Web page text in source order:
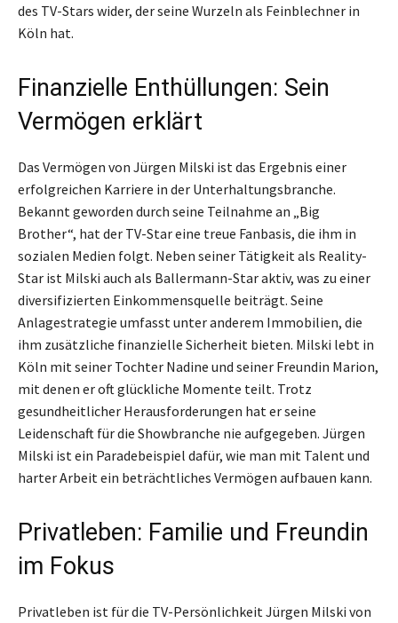
des TV-Stars wider, der seine Wurzeln als Feinblechner in
Köln hat.
Finanzielle Enthüllungen: Sein
Vermögen erklärt
Das Vermögen von Jürgen Milski ist das Ergebnis einer
erfolgreichen Karriere in der Unterhaltungsbranche.
Bekannt geworden durch seine Teilnahme an „Big
Brother“, hat der TV-Star eine treue Fanbasis, die ihm in
sozialen Medien folgt. Neben seiner Tätigkeit als Reality-
Star ist Milski auch als Ballermann-Star aktiv, was zu einer
diversifizierten Einkommensquelle beiträgt. Seine
Anlagestrategie umfasst unter anderem Immobilien, die
ihm zusätzliche finanzielle Sicherheit bieten. Milski lebt in
Köln mit seiner Tochter Nadine und seiner Freundin Marion,
mit denen er oft glückliche Momente teilt. Trotz
gesundheitlicher Herausforderungen hat er seine
Leidenschaft für die Showbranche nie aufgegeben. Jürgen
Milski ist ein Paradebeispiel dafür, wie man mit Talent und
harter Arbeit ein beträchtliches Vermögen aufbauen kann.
Privatleben: Familie und Freundin
im Fokus
Privatleben ist für die TV-Persönlichkeit Jürgen Milski von